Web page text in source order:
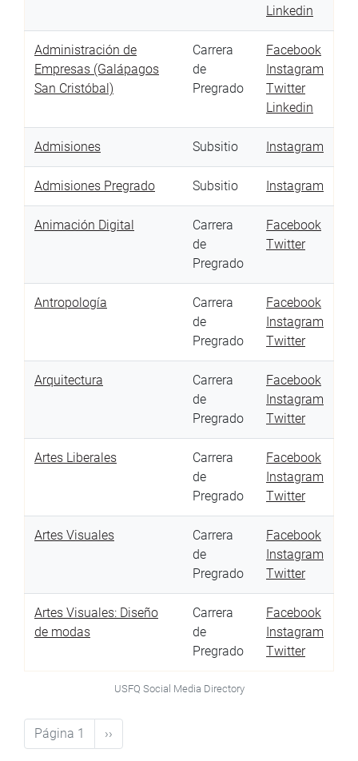
USFQ Social Media Directory
Linkedin
Administración de
Empresas (Galápagos
San Cristóbal)
Carrera
de
Pregrado
Facebook
Instagram
Twitter
Linkedin
Admisiones Subsitio Instagram
Admisiones Pregrado Subsitio Instagram
Animación Digital
Carrera
de
Pregrado
Facebook
Twitter
Antropología
Carrera
de
Pregrado
Facebook
Instagram
Twitter
Arquitectura
Carrera
de
Pregrado
Facebook
Instagram
Twitter
Artes Liberales
Carrera
de
Pregrado
Facebook
Instagram
Twitter
Artes Visuales
Carrera
de
Pregrado
Facebook
Instagram
Twitter
Artes Visuales: Diseño
de modas
Carrera
de
Pregrado
Facebook
Instagram
Twitter
Paginación
Página 1
Siguiente
página
››